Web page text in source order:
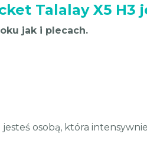
Talalay X5 H3
jak i plecach.
osobą, która